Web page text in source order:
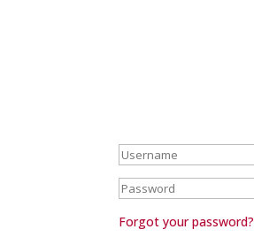
Forgot your password?